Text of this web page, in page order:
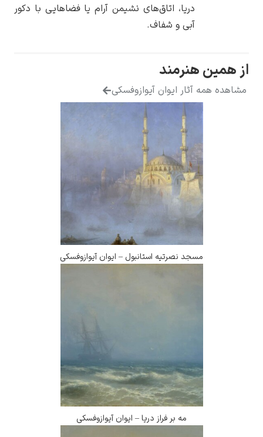
پرفروش‌ترین
تابلوها
دریا، اتاق‌های نشیمن آرام یا فضاهایی با دکور
آبی و شفاف.
از همین هنرمند
مشاهده همه آثار ایوان آیوازوفسکی
مسجد نصرتیه استانبول – ایوان آیوازوفسکی
مه بر فراز دریا – ایوان آیوازوفسکی